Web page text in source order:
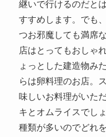
継いで行けるのだと
すすめします。でも
つお邪魔しても満席
店はとってもおしゃ
ょっとした建造物み
らは卵料理のお店。
味しいお料理がいた
キとオムライスでし
種類が多いのでどれ